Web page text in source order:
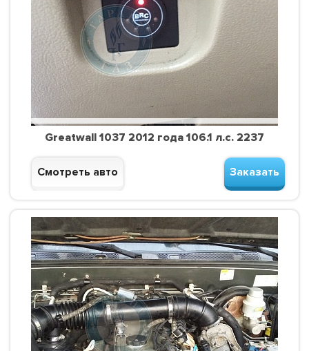
Greatwall 1037 2012 года 106.1 л.с. 2237
Смотреть авто Заказать